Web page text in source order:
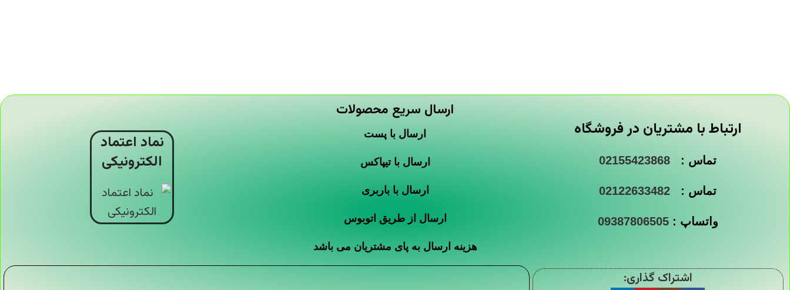
ارتباط با مشتریان در فروشگاه
تماس : 02155423868
تماس : 02122633482
واتساپ :09387806505
ارسال سریع محصولات
ارسال با پست
ارسال با تیپاکس
ارسال با باربری
ارسال از طریق اتوبوس
هزینه ارسال به پای مشتریان می باشد
نماد اعتماد
الکترونیکی
اشتراک گذاری: